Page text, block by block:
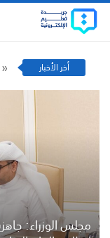
أخر الأخبار
مجلس الوزراء: